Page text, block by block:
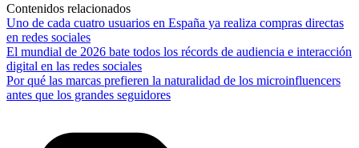
Contenidos relacionados
Uno de cada cuatro usuarios en España ya realiza compras directas
en redes sociales
El mundial de 2026 bate todos los récords de audiencia e interacción
digital en las redes sociales
Por qué las marcas prefieren la naturalidad de los microinfluencers
antes que los grandes seguidores